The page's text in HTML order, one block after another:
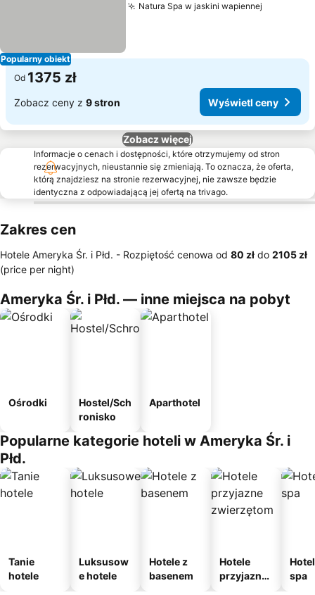
Popularny obiekt
Natura Spa w jaskini wapiennej
Od 1375 zł
Zobacz ceny z 9 stron Wyświetl ceny
Zobacz więcej
Informacje o cenach i dostępności, które otrzymujemy od stron
rezerwacyjnych, nieustannie się zmieniają. To oznacza, że oferta,
którą znajdziesz na stronie rezerwacyjnej, nie zawsze będzie
identyczna z odpowiadającą jej ofertą na trivago.
Zakres cen
Hotele Ameryka Śr. i Płd. - Rozpiętość cenowa od ‎80 zł do ‎2105 zł
(price per night)
Ameryka Śr. i Płd. — inne miejsca na pobyt
Ośrodki
Hostel/Sch
ronisko
Aparthotel
Popularne kategorie hoteli w Ameryka Śr. i
Płd.
Tanie
hotele
Luksusow
e hotele
Hotele z
basenem
Hotele
przyjazne
spa